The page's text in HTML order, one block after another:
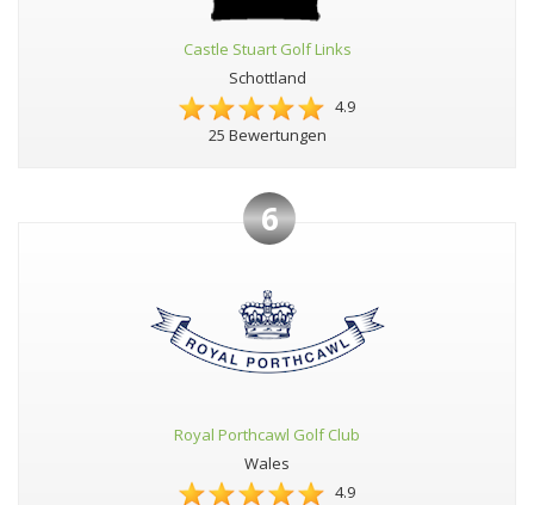
Castle Stuart Golf Links
Schottland
4.9
25 Bewertungen
6
Royal Porthcawl Golf Club
Wales
4.9